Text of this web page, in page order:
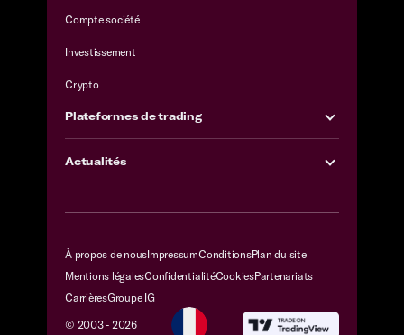
Compte société
Investissement
Crypto
Plateformes de trading
Actualités
À propos de nousImpressumConditionsPlan du site
Mentions légalesConfidentialitéCookiesPartenariats
CarrièresGroupe IG
© 2003 - 2026